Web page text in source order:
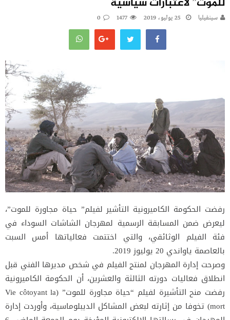
سينفيليا 25 يوليو، 2019 1477
0
رفضت الحكومة الكاميرونية التأشير لفيلم” حياة مجاورة للموت”،
ليعرض ضمن المسابقة الرسمية لمهرجان الشاشات السوداء في
فئة الفيلم الوثائقي، والتي اختتمت فعالياتها أمس السبت
بالعاصمة ياواندي 20 يوليوز 2019.
وصرحت إدارة المهرجان لمنتج الفيلم في شخص مديرها الفني قبل
انطلاق فعاليات دورته الثالثة والعشرين، أن الحكومة الكاميرونية
رفضت منح التأشيرة لفيلم “حياة مجاورة للموت” (Vie côtoyant la
mort) تخوفا من إثارته لبعض المشاكل الديبلوماسية، وأوردت إدارة